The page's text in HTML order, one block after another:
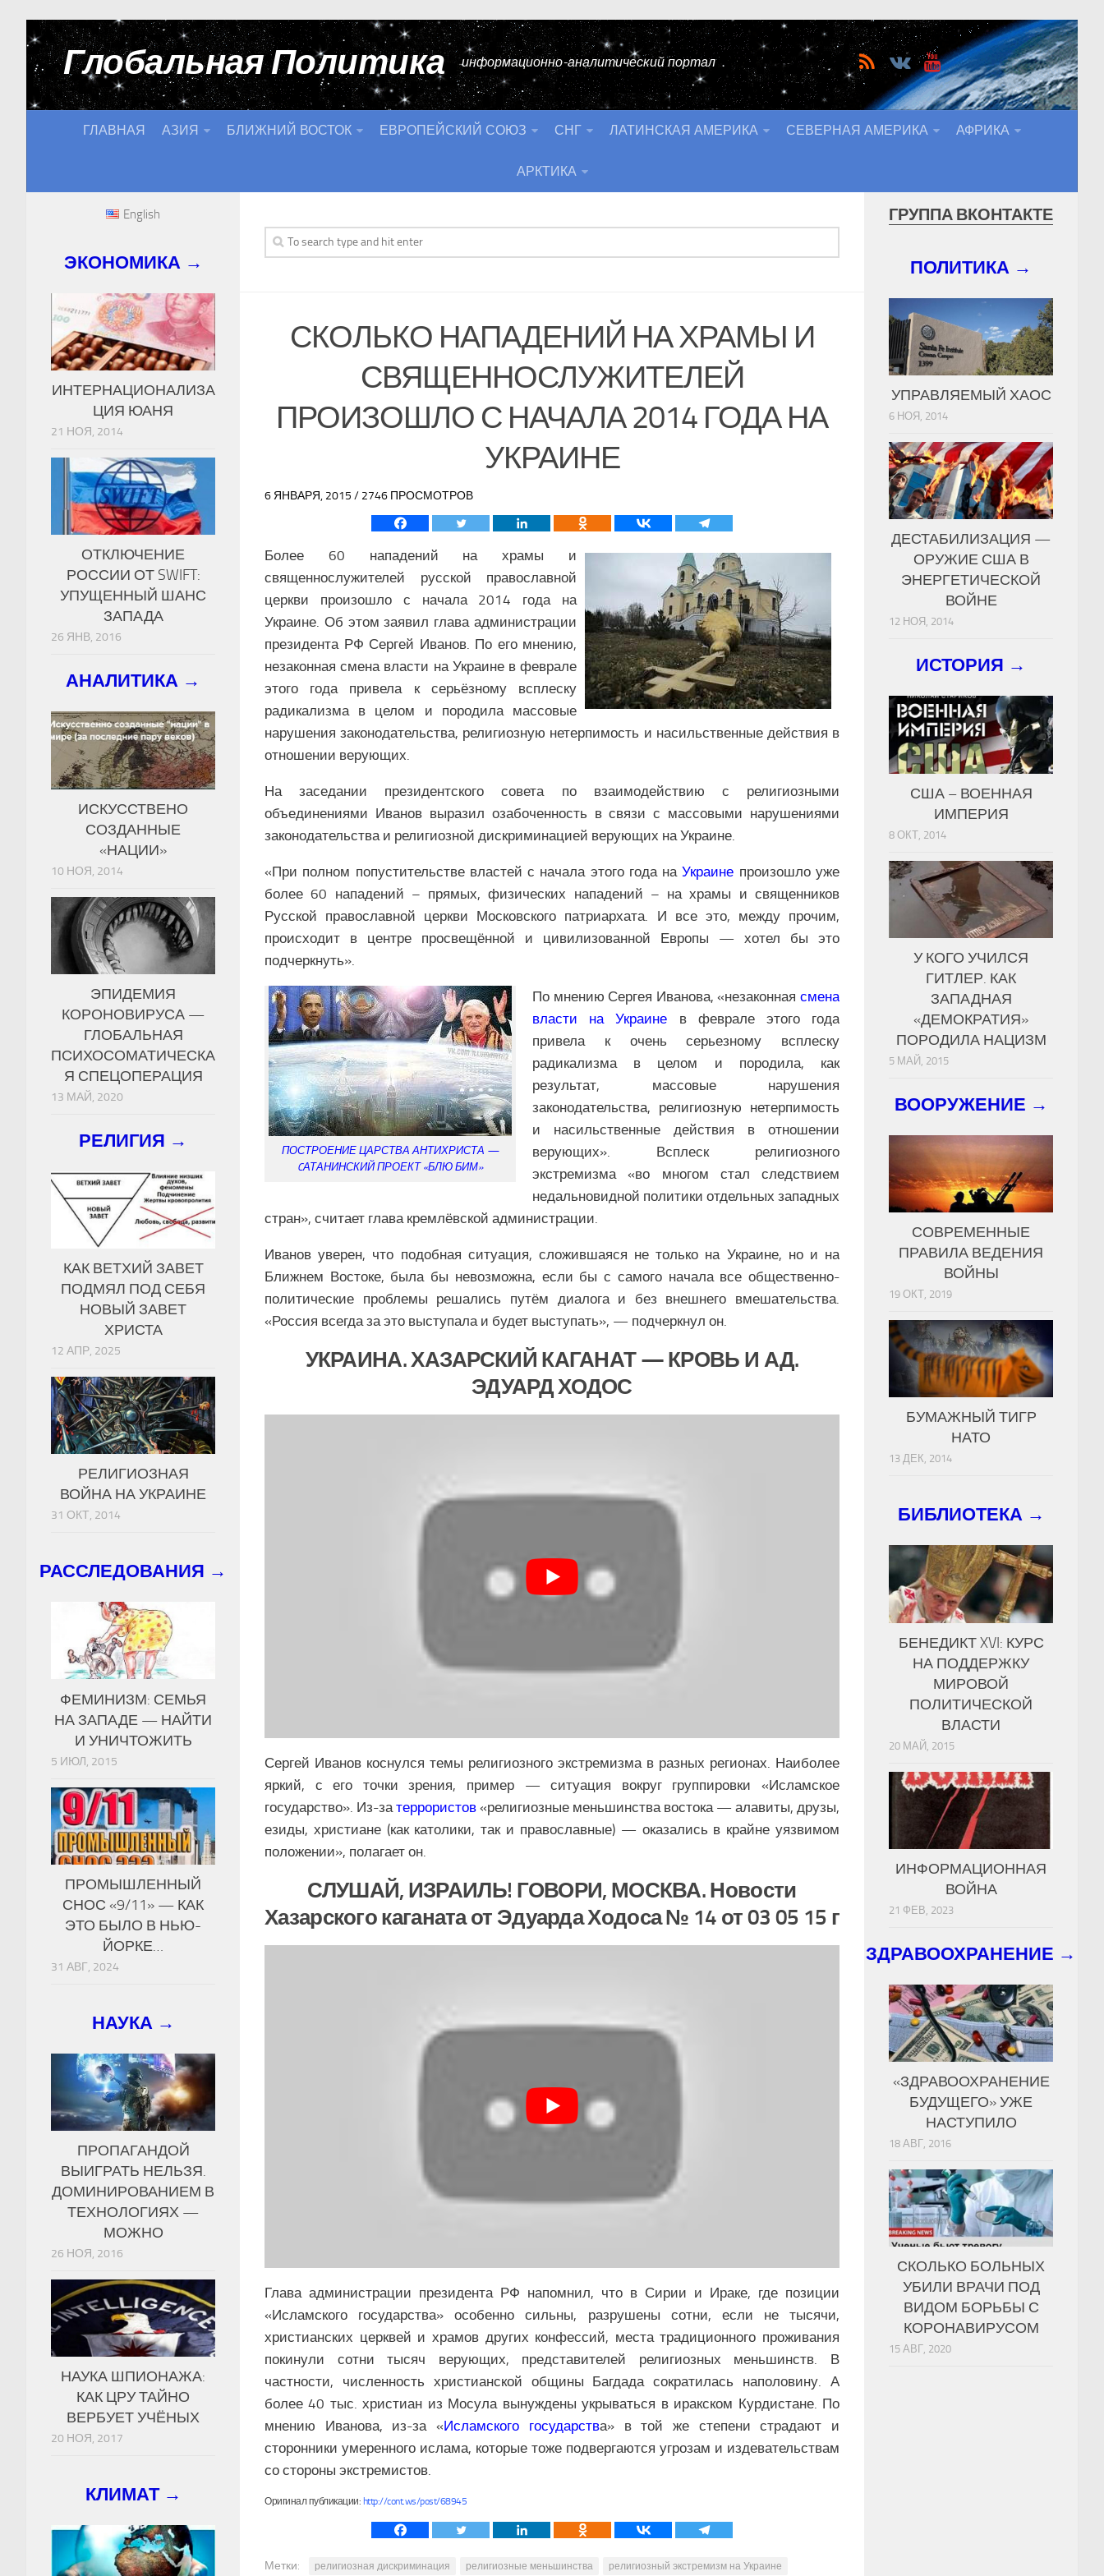
Глобальная Политика информационно-аналитический портал
ГЛАВНАЯ АЗИЯ БЛИЖНИЙ ВОСТОК ЕВРОПЕЙСКИЙ СОЮЗ СНГ ЛАТИНСКАЯ АМЕРИКА СЕВЕРНАЯ АМЕРИКА АФРИКА
АРКТИКА
СКОЛЬКО НАПАДЕНИЙ НА ХРАМЫ И
СВЯЩЕННОСЛУЖИТЕЛЕЙ
ПРОИЗОШЛО С НАЧАЛА 2014 ГОДА НА
УКРАИНЕ
6 ЯНВАРЯ, 2015 / 2746 ПРОСМОТРОВ
Более 60 нападений на храмы и
священнослужителей русской православной
церкви произошло с начала 2014 года на
Украине. Об этом заявил глава администрации
президента РФ Сергей Иванов. По его мнению,
незаконная смена власти на Украине в феврале
этого года привела к серьёзному всплеску
радикализма в целом и породила массовые
нарушения законодательства, религиозную нетерпимость и насильственные действия в
отношении верующих.
На заседании президентского совета по взаимодействию с религиозными
объединениями Иванов выразил озабоченность в связи с массовыми нарушениями
законодательства и религиозной дискриминацией верующих на Украине.
«При полном попустительстве властей с начала этого года наУкраине произошло уже
более 60 нападений – прямых, физических нападений – на храмы и священников
Русской православной церкви Московского патриархата. И все это, между прочим,
происходит в центре просвещённой и цивилизованной Европы — хотел бы это
подчеркнуть».
ПОСТРОЕНИЕ ЦАРСТВА АНТИХРИСТА —
CАТАНИНСКИЙ ПРОЕКТ «БЛЮ БИМ»
По мнению Сергея Иванова, «незаконная смена
власти на Украине в феврале этого года
привела к очень серьезному всплеску
радикализма в целом и породила, как
результат, массовые нарушения
законодательства, религиозную нетерпимость
и насильственные действия в отношении
верующих». Всплеск религиозного
экстремизма «во многом стал следствием
недальновидной политики отдельных западных
стран», считает глава кремлёвской администрации.
Иванов уверен, что подобная ситуация, сложившаяся не только на Украине, но и на
Ближнем Востоке, была бы невозможна, если бы с самого начала все общественно-
политические проблемы решались путём диалога и без внешнего вмешательства.
«Россия всегда за это выступала и будет выступать», — подчеркнул он.
УКРАИНА. ХАЗАРСКИЙ КАГАНАТ — КРОВЬ И АД.
ЭДУАРД ХОДОС
Сергей Иванов коснулся темы религиозного экстремизма в разных регионах. Наиболее
яркий, с его точки зрения, пример — ситуация вокруг группировки «Исламское
государство». Из-за террористов «религиозные меньшинства востока — алавиты, друзы,
езиды, христиане (как католики, так и православные) — оказались в крайне уязвимом
положении», полагает он.
СЛУШАЙ, ИЗРАИЛЬ! ГОВОРИ, МОСКВА. Новости
Хазарского каганата от Эдуарда Ходоса № 14 от 03 05 15 г
Глава администрации президента РФ напомнил, что в Сирии и Ираке, где позиции
«Исламского государства» особенно сильны, разрушены сотни, если не тысячи,
христианских церквей и храмов других конфессий, места традиционного проживания
покинули сотни тысяч верующих, представителей религиозных меньшинств. В
частности, численность христианской общины Багдада сократилась наполовину. А
более 40 тыс. христиан из Мосула вынуждены укрываться в иракском Курдистане. По
мнению Иванова, из-за «Исламского государства» в той же степени страдают и
сторонники умеренного ислама, которые тоже подвергаются угрозам и издевательствам
со стороны экстремистов.
Оригинал публикации: http://cont.ws/post/68945
Метки: религиозная дискриминация религиозные меньшинства религиозный экстремизм на Украине
English
ЭКОНОМИКА →
ИНТЕРНАЦИОНАЛИЗА
ЦИЯ ЮАНЯ
21 НОЯ, 2014
ОТКЛЮЧЕНИЕ
РОССИИ ОТ SWIFT:
УПУЩЕННЫЙ ШАНС
ЗАПАДА
26 ЯНВ, 2016
АНАЛИТИКА →
ИСКУССТВЕНО
СОЗДАННЫЕ
«НАЦИИ»
10 НОЯ, 2014
ЭПИДЕМИЯ
КОРОНОВИРУСА —
ГЛОБАЛЬНАЯ
ПСИХОСОМАТИЧЕСКА
Я СПЕЦОПЕРАЦИЯ
13 МАЙ, 2020
РЕЛИГИЯ →
КАК ВЕТХИЙ ЗАВЕТ
ПОДМЯЛ ПОД СЕБЯ
НОВЫЙ ЗАВЕТ
ХРИСТА
12 АПР, 2025
РЕЛИГИОЗНАЯ
ВОЙНА НА УКРАИНЕ
31 ОКТ, 2014
РАССЛЕДОВАНИЯ →
ФЕМИНИЗМ: СЕМЬЯ
НА ЗАПАДЕ — НАЙТИ
И УНИЧТОЖИТЬ
5 ИЮЛ, 2015
ПРОМЫШЛЕННЫЙ
СНОС «9/11» — КАК
ЭТО БЫЛО В НЬЮ-
ЙОРКЕ…
31 АВГ, 2024
НАУКА →
ПРОПАГАНДОЙ
ВЫИГРАТЬ НЕЛЬЗЯ.
ДОМИНИРОВАНИЕМ В
ТЕХНОЛОГИЯХ —
МОЖНО
26 НОЯ, 2016
НАУКА ШПИОНАЖА:
КАК ЦРУ ТАЙНО
ВЕРБУЕТ УЧЁНЫХ
20 НОЯ, 2017
КЛИМАТ →
ГРУППА ВКОНТАКТЕ
ПОЛИТИКА →
УПРАВЛЯЕМЫЙ ХАОС
6 НОЯ, 2014
ДЕСТАБИЛИЗАЦИЯ —
ОРУЖИЕ США В
ЭНЕРГЕТИЧЕСКОЙ
ВОЙНЕ
12 НОЯ, 2014
ИСТОРИЯ →
США – ВОЕННАЯ
ИМПЕРИЯ
8 ОКТ, 2014
У КОГО УЧИЛСЯ
ГИТЛЕР. КАК
ЗАПАДНАЯ
«ДЕМОКРАТИЯ»
ПОРОДИЛА НАЦИЗМ
5 МАЙ, 2015
ВООРУЖЕНИЕ →
СОВРЕМЕННЫЕ
ПРАВИЛА ВЕДЕНИЯ
ВОЙНЫ
19 ОКТ, 2019
БУМАЖНЫЙ ТИГР
НАТО
13 ДЕК, 2014
БИБЛИОТЕКА →
БЕНЕДИКТ XVI: КУРС
НА ПОДДЕРЖКУ
МИРОВОЙ
ПОЛИТИЧЕСКОЙ
ВЛАСТИ
20 МАЙ, 2015
ИНФОРМАЦИОННАЯ
ВОЙНА
21 ФЕВ, 2023
ЗДРАВООХРАНЕНИЕ →
«ЗДРАВООХРАНЕНИЕ
БУДУЩЕГО» УЖЕ
НАСТУПИЛО
18 АВГ, 2016
СКОЛЬКО БОЛЬНЫХ
УБИЛИ ВРАЧИ ПОД
ВИДОМ БОРЬБЫ С
КОРОНАВИРУСОМ
15 АВГ, 2020